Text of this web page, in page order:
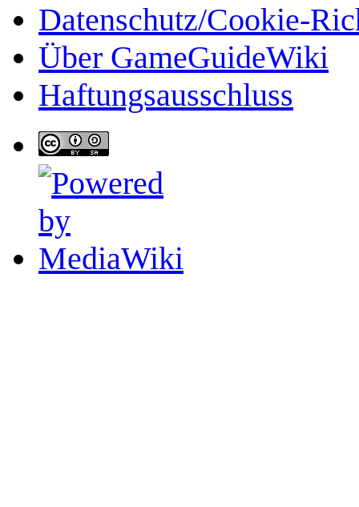
Datenschutz/Cookie-
Über GameGuideWiki
Haftungsausschluss